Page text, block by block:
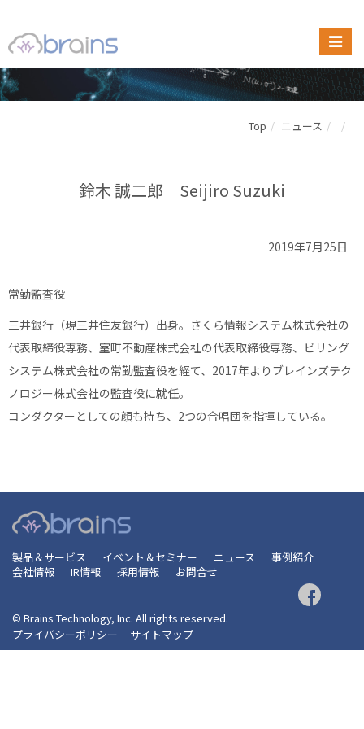
Top ニュース
鈴木 誠二郎 Seijiro Suzuki
2019年7月25日
常勤監査役
三井銀行（現三井住友銀行）出身。さくら情報システム株式会社の
代表取締役専務、室町不動産株式会社の代表取締役専務、ビリング
システム株式会社の常勤監査役を経て、2017年よりブレインズテク
ノロジー株式会社の監査役に就任。
コンダクターとしての顔も持ち、2つの合唱団を指揮している。
製品＆サービス イベント＆セミナー ニュース
事例紹介
会社情報
IR情報 採用情報 お問合せ
© Brains Technology, Inc. All rights reserved.
プライバシーポリシー
サイトマップ